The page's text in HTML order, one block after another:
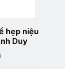
hẹp niệu
Duy